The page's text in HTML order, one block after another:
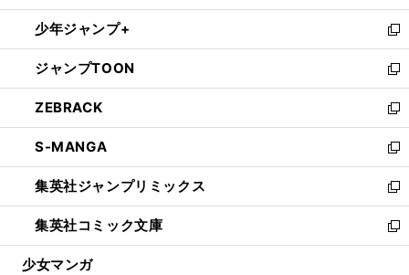
開
く
ウ
で
開
く
ン
ド
ウ
で
開
く
ウ
ィ
ン
ド
ウ
で
開
く
し
い
ウ
ィ
ン
ド
ウ
で
開
く
少年ジャンプ+
新
し
い
ウ
ィ
ン
ド
ウ
で
開
く
ジャンプTOON
新
し
い
ウ
ィ
ン
ド
ウ
で
開
ZEBRACK
新
し
い
ウ
ィ
ン
ド
ウ
S-MANGA
新
し
い
ウ
ィ
ン
集英社ジャンプリミックス
新
し
い
ウ
集英社コミック文庫
新
し
少女マンガ